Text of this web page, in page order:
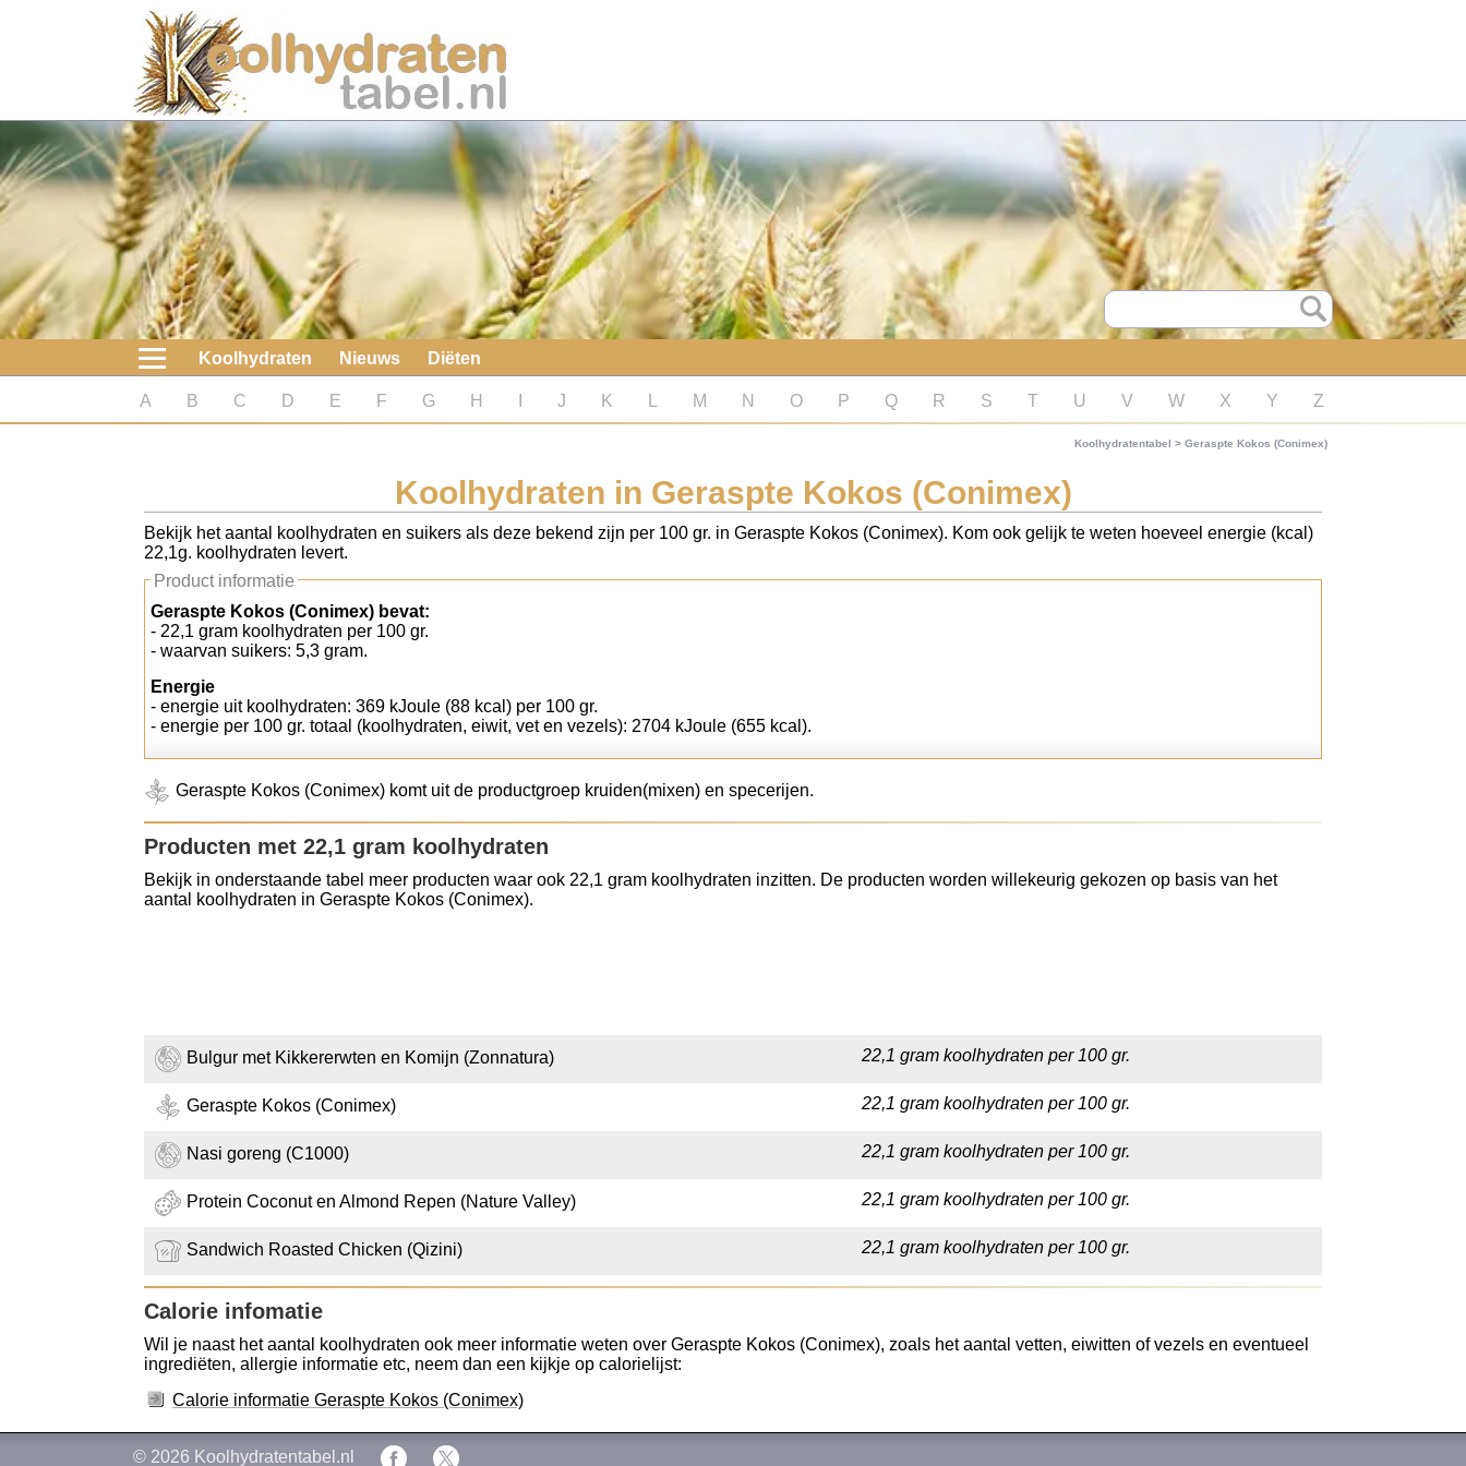
Koolhydraten
Nieuws
Koolhydraatarme diëten
Boeken
koolhydraatarme diëten
Diabetes test
Koolhydraten tellen
Koolhydraten Nieuws Diëten
A B C D E F G H J K M N O P Q R S T U V W X Y Z
Koolhydratentabel > Geraspte Kokos (Conimex)
Koolhydraten in Geraspte Kokos (Conimex)
Bekijk het aantal koolhydraten en suikers als deze bekend zijn per 100 gr. in Geraspte Kokos (Conimex). Kom ook gelijk te weten hoeveel energie (kcal)
22,1g. koolhydraten levert.
Product informatie
Geraspte Kokos (Conimex) bevat:
- 22,1 gram koolhydraten per 100 gr.
- waarvan suikers: 5,3 gram.
Energie
- energie uit koolhydraten: 369 kJoule (88 kcal) per 100 gr.
- energie per 100 gr. totaal (koolhydraten, eiwit, vet en vezels): 2704 kJoule (655 kcal).
Geraspte Kokos (Conimex) komt uit de productgroep kruiden(mixen) en specerijen.
Producten met 22,1 gram koolhydraten
Bekijk in onderstaande tabel meer producten waar ook 22,1 gram koolhydraten inzitten. De producten worden willekeurig gekozen op basis van het
aantal koolhydraten in Geraspte Kokos (Conimex).
Bulgur met Kikkererwten en Komijn (Zonnatura) 22,1 gram koolhydraten per 100 gr.
Geraspte Kokos (Conimex) 22,1 gram koolhydraten per 100 gr.
Nasi goreng (C1000) 22,1 gram koolhydraten per 100 gr.
Protein Coconut en Almond Repen (Nature Valley) 22,1 gram koolhydraten per 100 gr.
Sandwich Roasted Chicken (Qizini) 22,1 gram koolhydraten per 100 gr.
Calorie infomatie
Wil je naast het aantal koolhydraten ook meer informatie weten over Geraspte Kokos (Conimex), zoals het aantal vetten, eiwitten of vezels en eventueel
ingrediëten, allergie informatie etc, neem dan een kijkje op calorielijst:
Calorie informatie Geraspte Kokos (Conimex)
© 2026 Koolhydratentabel.nl